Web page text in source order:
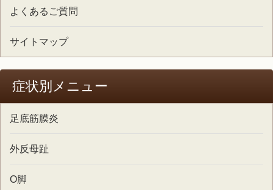
よくあるご質問
サイトマップ
症状別メニュー
足底筋膜炎
外反母趾
O脚